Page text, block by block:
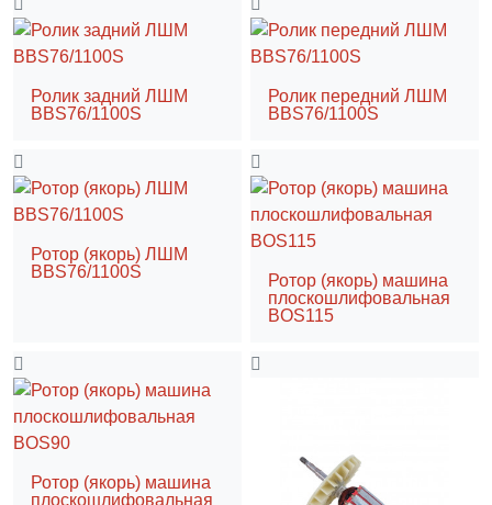
Ролик задний ЛШМ
BBS76/1100S
Ролик передний ЛШМ
BBS76/1100S
Ротор (якорь) ЛШМ
BBS76/1100S
Ротор (якорь) машина
плоскошлифовальная
BOS115
Ротор (якорь) машина
плоскошлифовальная